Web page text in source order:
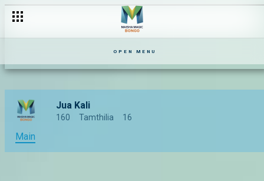
OPEN MENU
Jua Kali
160 Tamthilia 16
Main